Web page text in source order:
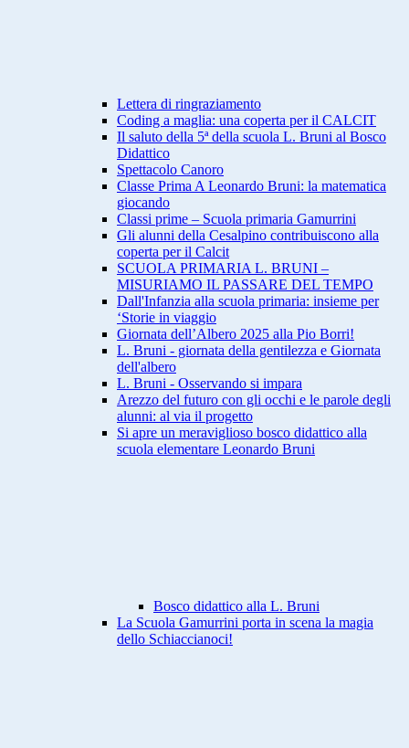
Lettera di ringraziamento
Coding a maglia: una coperta per il CALCIT
Il saluto della 5ª della scuola L. Bruni al Bosco
Didattico
Spettacolo Canoro
Classe Prima A Leonardo Bruni: la matematica
giocando
Classi prime – Scuola primaria Gamurrini
Gli alunni della Cesalpino contribuiscono alla
coperta per il Calcit
SCUOLA PRIMARIA L. BRUNI –
MISURIAMO IL PASSARE DEL TEMPO
Dall'Infanzia alla scuola primaria: insieme per
‘Storie in viaggio
Giornata dell’Albero 2025 alla Pio Borri!
L. Bruni - giornata della gentilezza e Giornata
dell'albero
L. Bruni - Osservando si impara
Arezzo del futuro con gli occhi e le parole degli
alunni: al via il progetto
Si apre un meraviglioso bosco didattico alla
scuola elementare Leonardo Bruni
Bosco didattico alla L. Bruni
La Scuola Gamurrini porta in scena la magia
dello Schiaccianoci!